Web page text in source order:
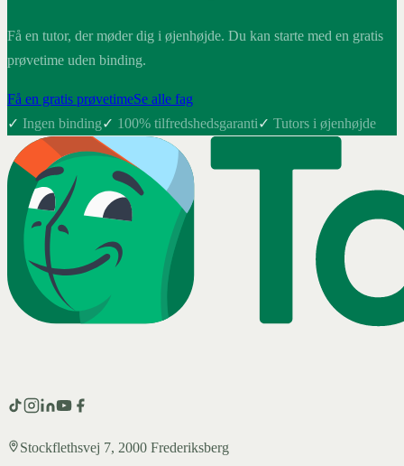
Få en tutor, der møder dig i øjenhøjde. Du kan starte med en gratis
prøvetime uden binding.
Få en gratis prøvetimeSe alle fag
✓ Ingen binding✓ 100% tilfredshedsgaranti✓ Tutors i øjenhøjde
Stockflethsvej 7, 2000 Frederiksberg